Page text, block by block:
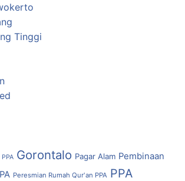
Tinggi
Gorontalo Pagar Alam Pembinaan
Peresmian Rumah Qur'an PPA PPA